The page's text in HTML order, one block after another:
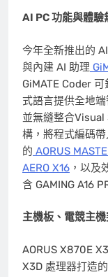
AI PC功能與體驗
今年全新推出的
與內建 AI 助理
GiMATE Coder
式語言提供全地
並無縫整合
構，將程式編碼
的 AORUS
AERO X16 ，以及
含 GAMING A16
主機板、 電競主機
AORUS X870E
X3D 處理器打造